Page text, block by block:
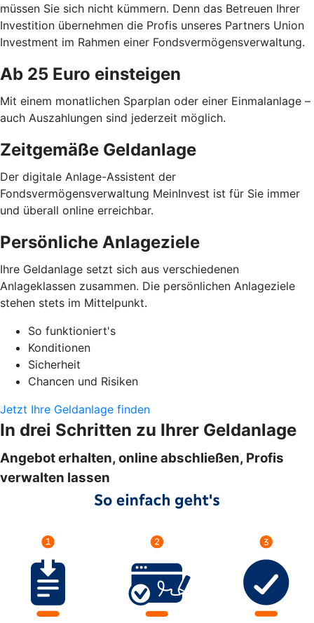
müssen Sie sich nicht kümmern. Denn das Betreuen Ihrer
Investition übernehmen die Profis unseres Partners Union
Investment im Rahmen einer Fondsvermögensverwaltung.
Ab 25 Euro einsteigen
Mit einem monatlichen Sparplan oder einer Einmalanlage –
auch Auszahlungen sind jederzeit möglich.
Zeitgemäße Geldanlage
Der digitale Anlage-Assistent der
Fondsvermögensverwaltung MeinInvest ist für Sie immer
und überall online erreichbar.
Persönliche Anlageziele
Ihre Geldanlage setzt sich aus verschiedenen
Anlageklassen zusammen. Die persönlichen Anlageziele
stehen stets im Mittelpunkt.
So funktioniert's
Konditionen
Sicherheit
Chancen und Risiken
Jetzt Ihre Geldanlage finden
In drei Schritten zu Ihrer Geldanlage
Angebot erhalten, online abschließen, Profis
verwalten lassen